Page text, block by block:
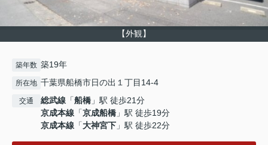
【外観】
築年数 築19年
所在地 千葉県船橋市日の出１丁目14-4
交通 総武線 「船橋 」駅 徒歩21分
京成本線 「京成船橋 」駅 徒歩19分
京成本線 「大神宮下 」駅 徒歩22分